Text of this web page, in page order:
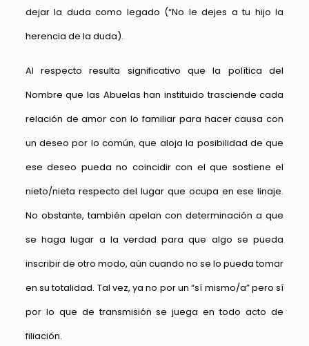
dejar la duda como legado (“No le dejes a tu hijo la
herencia de la duda).
Al respecto resulta significativo que la política del
Nombre que las Abuelas han instituido trasciende cada
relación de amor con lo familiar para hacer causa con
un deseo por lo común, que aloja la posibilidad de que
ese deseo pueda no coincidir con el que sostiene el
nieto/nieta respecto del lugar que ocupa en ese linaje.
No obstante, también apelan con determinación a que
se haga lugar a la verdad para que algo se pueda
inscribir de otro modo, aún cuando no se lo pueda tomar
en su totalidad. Tal vez, ya no por un “sí mismo/a” pero sí
por lo que de transmisión se juega en todo acto de
filiación.